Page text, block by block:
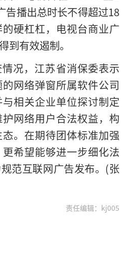
告播出总时长不得超过18
硬杠杠，电视台商业广
到有效遏制。
况，江苏省消保委表示
网络弹窗所属软件公司
相关企业单位探讨制定
网络用户合法权益，构
。在期待团体标准加强
希望能够进一步细化法
范互联网广告发布。(张
责任编辑：kj005